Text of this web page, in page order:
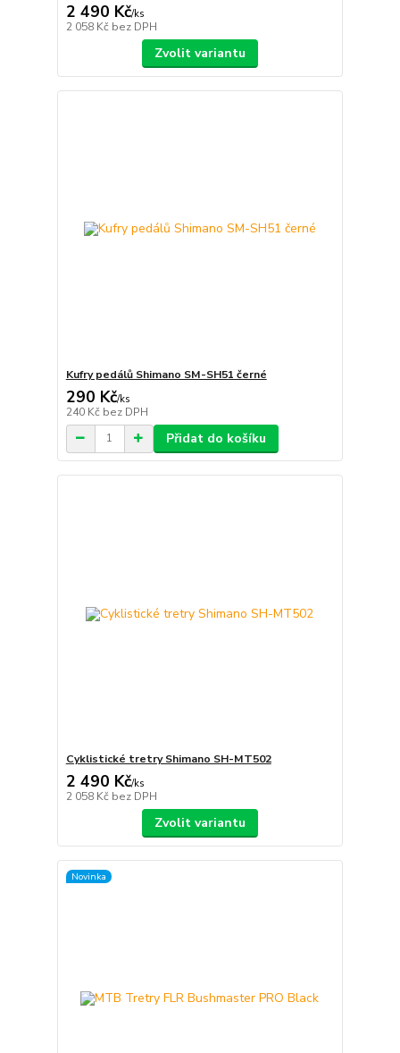
2 490 Kč/ks
2 058 Kč bez DPH
Zvolit variantu
Kufry pedálů Shimano SM-SH51 černé
290 Kč/ks
240 Kč bez DPH
Přidat do košíku
Cyklistické tretry Shimano SH-MT502
2 490 Kč/ks
2 058 Kč bez DPH
Zvolit variantu
Novinka